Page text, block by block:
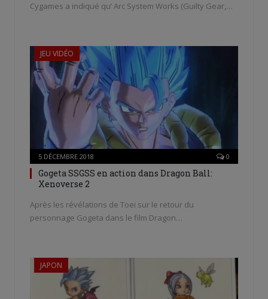
Cygames a indiqué qu’ Arc System Works (Guilty Gear,…
JEU VIDÉO
5 DÉCEMBRE 2018 0
Gogeta SSGSS en action dans Dragon Ball:
Xenoverse 2
Après les révélations de Toei sur le retour du
personnage Gogeta dans le film Dragon…
JAPON